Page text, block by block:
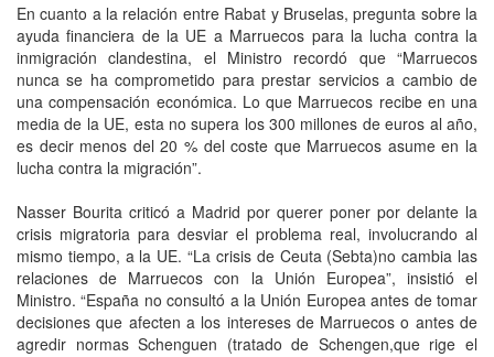
En cuanto a la relación entre Rabat y Bruselas, pregunta sobre la
ayuda financiera de la UE a Marruecos para la lucha contra la
inmigración clandestina, el Ministro recordó que “Marruecos
nunca se ha comprometido para prestar servicios a cambio de
una compensación económica. Lo que Marruecos recibe en una
media de la UE, esta no supera los 300 millones de euros al año,
es decir menos del 20 % del coste que Marruecos asume en la
lucha contra la migración”.
Nasser Bourita criticó a Madrid por querer poner por delante la
crisis migratoria para desviar el problema real, involucrando al
mismo tiempo, a la UE. “La crisis de Ceuta (Sebta)no cambia las
relaciones de Marruecos con la Unión Europea”, insistió el
Ministro. “España no consultó a la Unión Europea antes de tomar
decisiones que afecten a los intereses de Marruecos o antes de
agredir normas Schenguen (tratado de Schengen,que rige el